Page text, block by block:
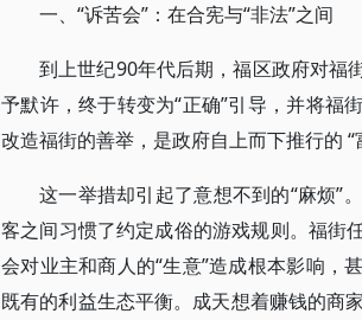
一、“诉苦会”：在合宪与“非法”之间
到上世纪90年代后期，福区政府对福
予默许，终于转变为“正确”引导，并将福
改造福街的善举，是政府自上而下推行的 “
这一举措却引起了意想不到的“麻烦”
客之间习惯了约定成俗的游戏规则。福街
会对业主和商人的“生意”造成根本影响，
既有的利益生态平衡。成天想着赚钱的商